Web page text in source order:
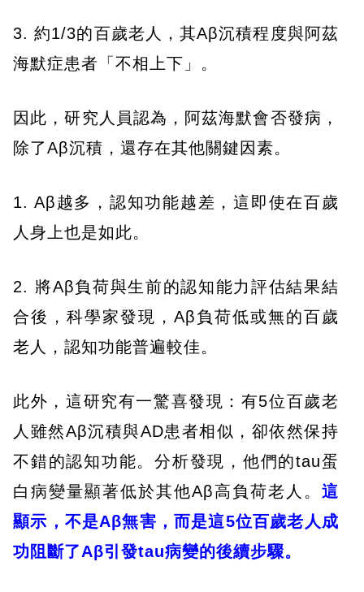
3. 約1/3的百歲老人，其Aβ沉積程度與阿茲
海默症患者「不相上下」。
因此，研究人員認為，阿茲海默會否發病，
除了Aβ沉積，還存在其他關鍵因素。
1. Aβ越多，認知功能越差，這即使在百歲
人身上也是如此。
2. 將Aβ負荷與生前的認知能力評估結果結
合後，科學家發現，Aβ負荷低或無的百歲
老人，認知功能普遍較佳。
此外，這研究有一驚喜發現：有5位百歲老
人雖然Aβ沉積與AD患者相似，卻依然保持
不錯的認知功能。分析發現，他們的tau蛋
白病變量顯著低於其他Aβ高負荷老人。 這
顯示，不是Aβ無害，而是這5位百歲老人成
功阻斷了Aβ引發tau病變的後續步驟。